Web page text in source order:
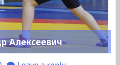
Алексеевич